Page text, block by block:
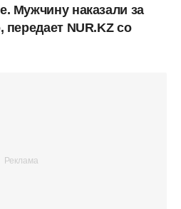
Мужчину наказали за
передает NUR.KZ со